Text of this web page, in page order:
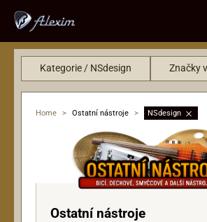
Home > Ostatní nástroje > NSdesign
Ostatní nástroje
Kategorie / NSdesign
Basové kytary
Smyčcové
Značky
NSdesign (9)
Grand Master (2)
Leto (1)
Singular Sound (1)
KRC (1)